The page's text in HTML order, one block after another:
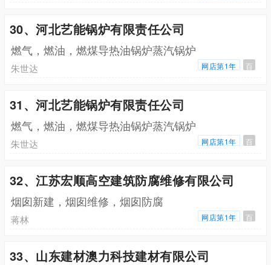
30、河北艺能锅炉有限责任公司
燃气，燃油，燃煤导热油锅炉蒸汽锅炉
朱世达 网店第1年 百
31、河北艺能锅炉有限责任公司
燃气，燃油，燃煤导热油锅炉蒸汽锅炉
朱世达 网店第1年 百
32、江苏宏顺高空建筑防腐维修有限公司
烟囱新建，烟囱维修，烟囱防腐
蒋林 网店第1年 百
33、山东建材澳力科技建材有限公司